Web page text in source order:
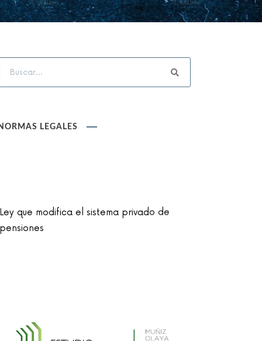
LEGALES
Ley que modifica el sistema privado de
pensiones
Reglamento de la Ley N° 30024, que crea